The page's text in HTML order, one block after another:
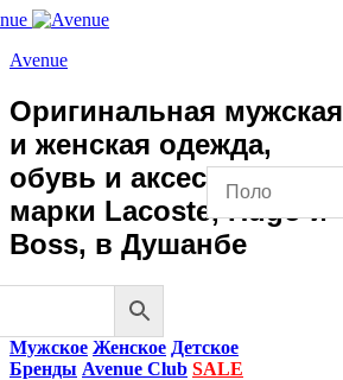
Avenue
Оригинальная мужская
и женская одежда,
обувь и аксессуары
марки Lacoste, Hugo и
Boss, в Душанбе
Мужское Женское Детское
Бренды Avenue Club SALE